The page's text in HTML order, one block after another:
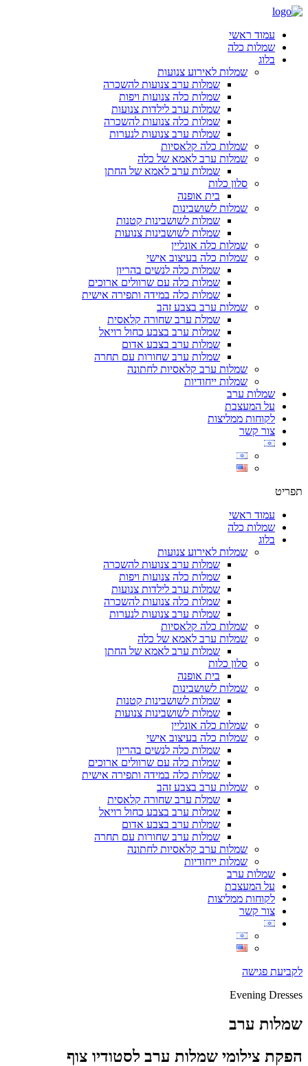
עמוד ראשי
שמלות כלה
בלוג
שמלות לאירוע צנועות
שמלות ערב צנועות להשכרה
שמלות כלה צנועות ויפות
שמלות ערב לילדות צנועות
שמלות כלה צנועות להשכרה
שמלות ערב צנועות לנערות
שמלות כלה קלאסיות
שמלות ערב לאמא של כלה
שמלות ערב לאמא של החתן
סלון כלות
בית אופנה
שמלות לשושבינות
שמלות לשושבינות קטנות
שמלות לשושבינות צנועות
שמלות כלה אונליין
שמלות כלה בעיצוב אישי
שמלות כלה לנשים בהריון
שמלות כלה עם שרוולים ארוכים
שמלות כלה במידה ותפירה אישית
שמלות ערב בצבע זהב
שמלת ערב שחורה קלאסית
שמלות ערב בצבע כחול רויאל
שמלות ערב בצבע אדום
שמלות ערב שחורות עם תחרה
שמלות ערב קלאסיות לחתונה
שמלות ייחודיות
שמלות ערב
על המעצבת
לקוחות ממליצות
צור קשר
תפריט
עמוד ראשי
שמלות כלה
בלוג
שמלות לאירוע צנועות
שמלות ערב צנועות להשכרה
שמלות כלה צנועות ויפות
שמלות ערב לילדות צנועות
שמלות כלה צנועות להשכרה
שמלות ערב צנועות לנערות
שמלות כלה קלאסיות
שמלות ערב לאמא של כלה
שמלות ערב לאמא של החתן
סלון כלות
בית אופנה
שמלות לשושבינות
שמלות לשושבינות קטנות
שמלות לשושבינות צנועות
שמלות כלה אונליין
שמלות כלה בעיצוב אישי
שמלות כלה לנשים בהריון
שמלות כלה עם שרוולים ארוכים
שמלות כלה במידה ותפירה אישית
שמלות ערב בצבע זהב
שמלת ערב שחורה קלאסית
שמלות ערב בצבע כחול רויאל
שמלות ערב בצבע אדום
שמלות ערב שחורות עם תחרה
שמלות ערב קלאסיות לחתונה
שמלות ייחודיות
שמלות ערב
על המעצבת
לקוחות ממליצות
צור קשר
לקביעת פגישה
Evening Dresses
שמלות ערב
הפקת צילומי שמלות ערב לסטודיו צוף